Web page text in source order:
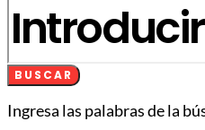
BUSCAR
Ingresa las palabras de la